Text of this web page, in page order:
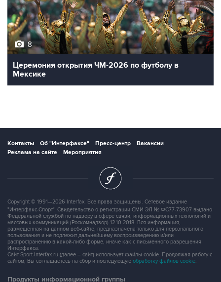
8
Церемония открытия ЧМ-2026 по футболу в
Мексике
Контакты Об "Интерфаксе" Пресс-центр
Вакансии
Реклама на сайте
Мероприятия
Copyright © 1991—2026 Interfax. Все права защищены. Сетевое издание
"Интерфакс-Спорт". Свидетельство о регистрации СМИ ЭЛ № ФС77-73907 выдано
Федеральной службой по надзору в сфере связи, информационных технологий и
массовых коммуникаций (Роскомнадзор) 12.10.2018. Вся информация,
размещенная на данном веб-сайте, предназначена только для персонального
пользования и не подлежит дальнейшему воспроизведению и/или
распространению в какой-либо форме, иначе как с письменного разрешения
Интерфакса.
Сайт Sport-Interfax.ru (далее – сайт) использует файлы cookie. Продолжая работу с
сайтом, Вы соглашаетесь на сбор и последующую обработку файлов cookie.
Продукты информационной группы